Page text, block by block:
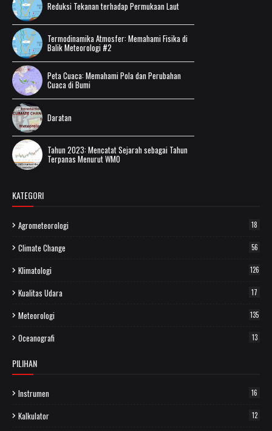
Reduksi Tekanan terhadap Permukaan Laut
Termodinamika Atmosfer: Memahami Fisika di
Balik Meteorologi #2
Peta Cuaca: Memahami Pola dan Perubahan
Cuaca di Bumi
Daratan
Tahun 2023: Mencatat Sejarah sebagai Tahun
Terpanas Menurut WMO
KATEGORI
Agrometeorologi 18
Climate Change 56
Klimatologi 126
Kualitas Udara 17
Meteorologi 135
Oceanografi 13
PILIHAN
Instrumen 16
Kalkulator 12